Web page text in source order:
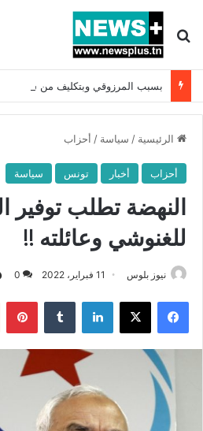
بحث عن
الرئيسية / سياسة / أحزاب
أحزاب أخبار تونس سياسة
النهضة تطلب توفير
للغنوشي وعائلته !!
نيوز بلوس 11 فبراير، 2022 0
فيسبوك X لينكدإن